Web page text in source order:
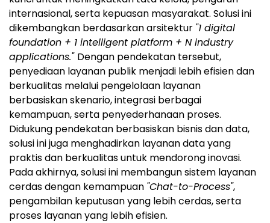
internasional, serta kepuasan masyarakat. Solusi ini
dikembangkan berdasarkan arsitektur "1 digital
foundation + 1 intelligent platform + N industry
applications." Dengan pendekatan tersebut,
penyediaan layanan publik menjadi lebih efisien dan
berkualitas melalui pengelolaan layanan
berbasiskan skenario, integrasi berbagai
kemampuan, serta penyederhanaan proses.
Didukung pendekatan berbasiskan bisnis dan data,
solusi ini juga menghadirkan layanan data yang
praktis dan berkualitas untuk mendorong inovasi.
Pada akhirnya, solusi ini membangun sistem layanan
cerdas dengan kemampuan "Chat-to-Process",
pengambilan keputusan yang lebih cerdas, serta
proses layanan yang lebih efisien.